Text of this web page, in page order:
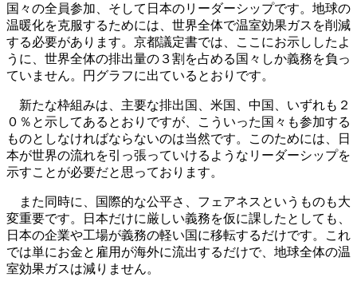
国々の全員参加、そして日本のリーダーシップです。地球の
温暖化を克服するためには、世界全体で温室効果ガスを削減
する必要があります。京都議定書では、ここにお示ししたよ
うに、世界全体の排出量の３割を占める国々しか義務を負っ
ていません。円グラフに出ているとおりです。
新たな枠組みは、主要な排出国、米国、中国、いずれも２
０％と示してあるとおりですが、こういった国々も参加する
ものとしなければならないのは当然です。このためには、日
本が世界の流れを引っ張っていけるようなリーダーシップを
示すことが必要だと思っております。
また同時に、国際的な公平さ、フェアネスというものも大
変重要です。日本だけに厳しい義務を仮に課したとしても、
日本の企業や工場が義務の軽い国に移転するだけです。これ
では単にお金と雇用が海外に流出するだけで、地球全体の温
室効果ガスは減りません。